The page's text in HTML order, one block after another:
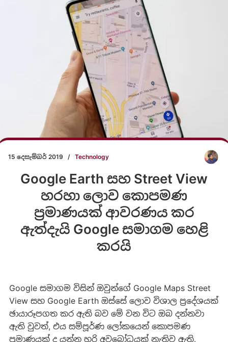
15 දෙසැම්බර් 2019 / Technology
Google Earth සහ Street View
හරහා ලොව කොපමණ
ප්‍රමාණයක් ආවරණය කර
ඇත්දැයි Google සමාගම හෙළි
කරයි
Google සමාගම විසින් ඔවුන්ගේ Google Maps Street
View සහ Google Earth ඔස්සේ ලොව විශාල ප්‍රදේශයක්
ඡායාරූපගත කර ඇති බව මේ වන විට ඔබ දන්නවා
ඇති වුවත්, එය සම්පූර්ණ ලෝකයෙන් කොපමණ
ප්‍රමාණයක් ද යන්න හරි අවබෝධයක් නැතිව ඇති.